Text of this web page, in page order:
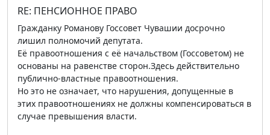
RE: ПЕНСИОННОЕ ПРАВО
Гражданку Романову Госсовет Чувашии досрочно
лишил полномочий депутата.
Её правоотношения с её начальством (Госсоветом) не
основаны на равенстве сторон.Здесь действительно
публично-властные правоотношения.
Но это не означает, что нарушения, допущенные в
этих правоотношениях не должны компенсироваться в
случае превышения власти.